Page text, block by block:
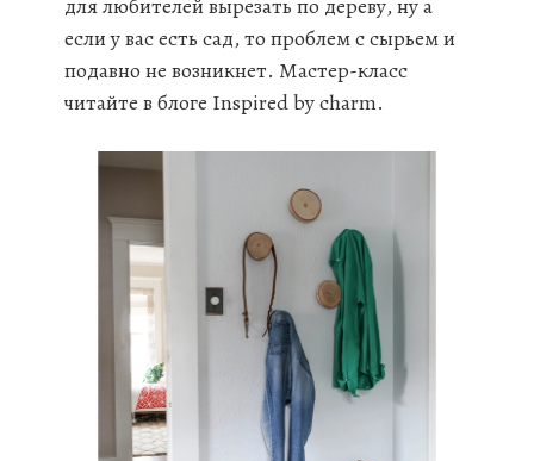
если у вас есть сад, то проблем с сырьем и
подавно не возникнет. Мастер-класс
читайте в блоге Inspired by charm.